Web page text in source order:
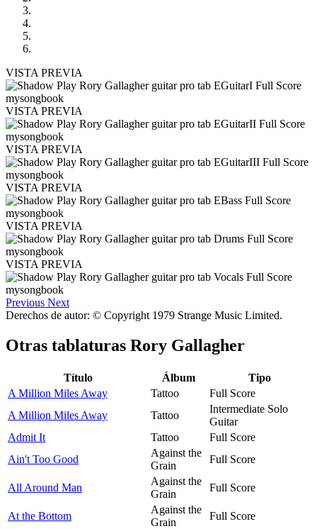
VISTA PREVIA
VISTA PREVIA
VISTA PREVIA
VISTA PREVIA
VISTA PREVIA
VISTA PREVIA
Previous Next
Derechos de autor: © Copyright 1979 Strange Music Limited.
Otras tablaturas Rory Gallagher
Título Álbum
Tipo
A Million Miles Away
Tattoo
Full Score
A Million Miles Away
Tattoo
Intermediate Solo
Guitar
Admit It
Tattoo
Full Score
Ain't Too Good
Against the
Grain
Full Score
All Around Man
Against the
Grain
Full Score
At the Bottom
Against the
Grain
Full Score